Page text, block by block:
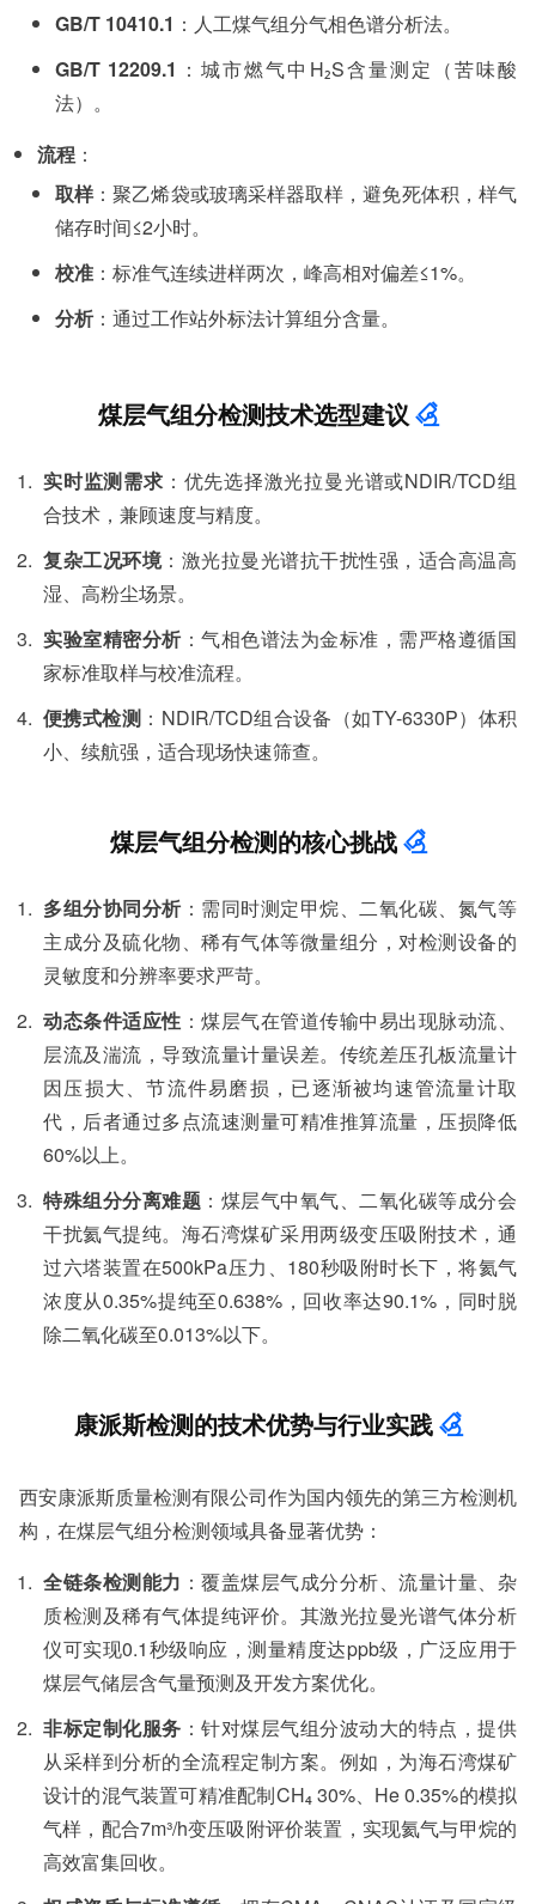
GB/T 10410.1 ：人工煤气组分气相色谱分析法。
GB/T 12209.1 ：城市燃气中H₂S含量测定（苦味酸
法）。
流程 ：
取样：聚乙烯袋或玻璃采样器取样，避免死体积，样气
储存时间≤2小时。
校准 ：标准气连续进样两次，峰高相对偏差≤1%。
分析：通过工作站外标法计算组分含量。
煤层气组分检测技术选型建议
实时监测需求 ：优先选择激光拉曼光谱或NDIR/TCD组
合技术，兼顾速度与精度。
复杂工况环境：激光拉曼光谱抗干扰性强，适合高温高
湿、高粉尘场景。
实验室精密分析：气相色谱法为金标准，需严格遵循国
家标准取样与校准流程。
便携式检测 ：NDIR/TCD组合设备（如TY-6330P）体积
小、续航强，适合现场快速筛查。
煤层气组分检测的核心挑战
多组分协同分析：需同时测定甲烷、二氧化碳、氮气等
主成分及硫化物、稀有气体等微量组分，对检测设备的
灵敏度和分辨率要求严苛。
动态条件适应性 ：煤层气在管道传输中易出现脉动流、
层流及湍流，导致流量计量误差。传统差压孔板流量计
因压损大、节流件易磨损，已逐渐被均速管流量计取
代，后者通过多点流速测量可精准推算流量，压损降低
60%以上。
特殊组分分离难题 ：煤层气中氧气、二氧化碳等成分会
干扰氦气提纯。海石湾煤矿采用两级变压吸附技术，通
过六塔装置在500kPa压力、180秒吸附时长下，将氦气
浓度从0.35%提纯至0.638%，回收率达90.1%，同时脱
除二氧化碳至0.013%以下。
康派斯检测的技术优势与行业实践
西安康派斯质量检测有限公司作为国内领先的第三方检测机
构，在煤层气组分检测领域具备显著优势：
全链条检测能力 ：覆盖煤层气成分分析、流量计量、杂
质检测及稀有气体提纯评价。其激光拉曼光谱气体分析
仪可实现0.1秒级响应，测量精度达ppb级，广泛应用于
煤层气储层含气量预测及开发方案优化。
非标定制化服务 ：针对煤层气组分波动大的特点，提供
从采样到分析的全流程定制方案。例如，为海石湾煤矿
设计的混气装置可精准配制CH₄ 30%、He 0.35%的模拟
气样，配合7m³/h变压吸附评价装置，实现氦气与甲烷的
高效富集回收。